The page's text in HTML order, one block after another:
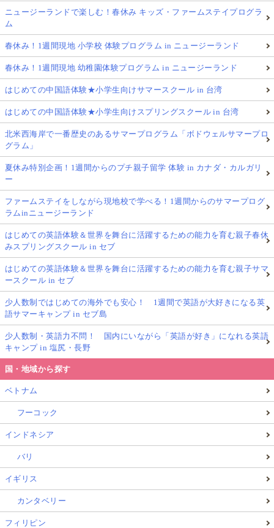
ニュージーランドで楽しむ！春休み キッズ・ファームステイプログラ
ム
春休み！1週間現地 小学校 体験プログラム in ニュージーランド
春休み！1週間現地 幼稚園体験プログラム in ニュージーランド
はじめての中国語体験★小学生向けサマースクール in 台湾
はじめての中国語体験★小学生向けスプリングスクール in 台湾
北米西海岸で一番歴史のあるサマープログラム「ボドウェルサマープロ
グラム」
夏休み特別企画！1週間からのプチ親子留学 体験 in カナダ・カルガリ
ー
ファームステイをしながら現地校で学べる！1週間からのサマープログ
ラムinニュージーランド
はじめての英語体験＆世界を舞台に活躍するための能力を育む親子春休
みスプリングスクール in セブ
はじめての英語体験＆世界を舞台に活躍するための能力を育む親子サマ
ースクール in セブ
少人数制ではじめての海外でも安心！ 1週間で英語が大好きになる英
語サマーキャンプ in セブ島
少人数制・英語力不問！ 国内にいながら「英語が好き」になれる英語
キャンプ in 塩尻・長野
国・地域から探す
ベトナム
フーコック
インドネシア
バリ
イギリス
カンタベリー
フィリピン